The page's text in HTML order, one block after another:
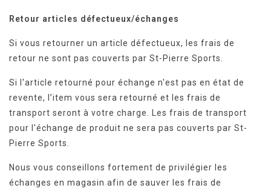
Retour articles défectueux/échanges
Si vous retourner un article défectueux, les frais de
retour ne sont pas couverts par St-Pierre Sports.
Si l'article retourné pour échange n'est pas en état de
revente, l’item vous sera retourné et les frais de
transport seront à votre charge. Les frais de transport
pour l'échange de produit ne sera pas couverts par St-
Pierre Sports.
Nous vous conseillons fortement de privilégier les
échanges en magasin afin de sauver les frais de